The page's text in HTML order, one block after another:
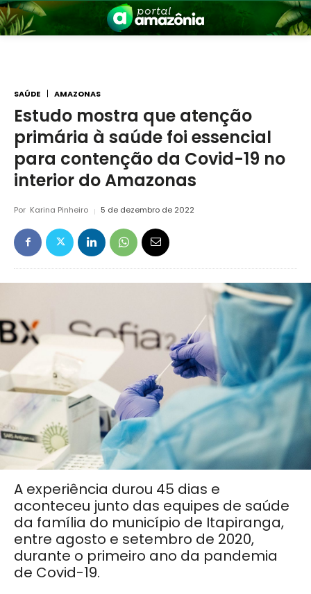
Amazônia
SAÚDE AMAZONAS
Estudo mostra que atenção
primária à saúde foi essencial
para contenção da Covid-19 no
interior do Amazonas
Por Karina Pinheiro 5 de dezembro de 2022
A experiência durou 45 dias e
aconteceu junto das equipes de saúde
da família do município de Itapiranga,
entre agosto e setembro de 2020,
durante o primeiro ano da pandemia
de Covid-19.